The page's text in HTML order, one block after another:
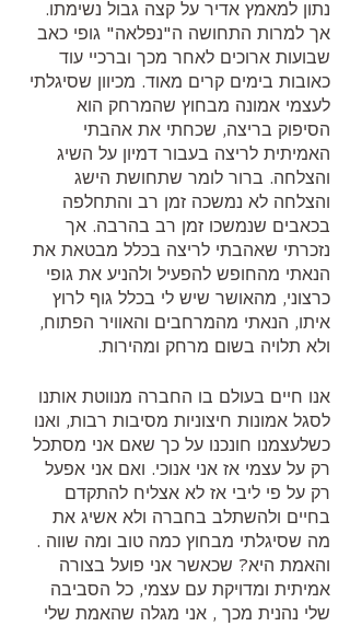
נתון למאמץ אדיר על קצה גבול נשימתו.
אך למרות התחושה ה"נפלאה" גופי כאב
שבועות ארוכים לאחר מכך וברכיי עוד
כאובות בימים קרים מאוד. מכיוון שסיגלתי
לעצמי אמונה מבחוץ שהמרחק הוא
הסיפוק בריצה, שכחתי את אהבתי
האמיתית לריצה בעבור דמיון על השיג
והצלחה. ברור לומר שתחושת הישג
והצלחה לא נמשכה זמן רב והתחלפה
בכאבים שנמשכו זמן רב בהרבה. אך
נזכרתי שאהבתי לריצה בכלל מבטאת את
הנאתי מהחופש להפעיל ולהניע את גופי
כרצוני, מהאושר שיש לי בכלל גוף לרוץ
איתו, הנאתי מהמרחבים והאוויר הפתוח,
ולא תלויה בשום מרחק ומהירות.
אנו חיים בעולם בו החברה מנווטת אותנו
לסגל אמונות חיצוניות מסיבות רבות, ואנו
כשלעצמנו חונכנו על כך שאם אני מסתכל
רק על עצמי אז אני אנוכי. ואם אני אפעל
רק על פי ליבי אז לא אצליח להתקדם
בחיים ולהשתלב בחברה ולא אשיג את
מה שסיגלתי מבחוץ כמה טוב ומה שווה .
והאמת היא? שכאשר אני פועל בצורה
אמיתית ומדויקת עם עצמי, כל הסביבה
שלי נהנית מכך , אני מגלה שהאמת שלי